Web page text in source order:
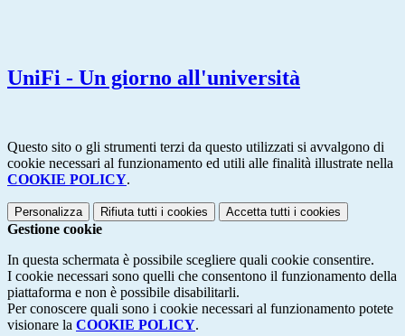
UniFi - Un giorno all'università
Questo sito o gli strumenti terzi da questo utilizzati si avvalgono di
cookie necessari al funzionamento ed utili alle finalità illustrate nella
COOKIE POLICY.
Personalizza Rifiuta tutti i cookies Accetta tutti i cookies
Gestione cookie
In questa schermata è possibile scegliere quali cookie consentire.
I cookie necessari sono quelli che consentono il funzionamento della
piattaforma e non è possibile disabilitarli.
Per conoscere quali sono i cookie necessari al funzionamento potete
visionare la COOKIE POLICY.